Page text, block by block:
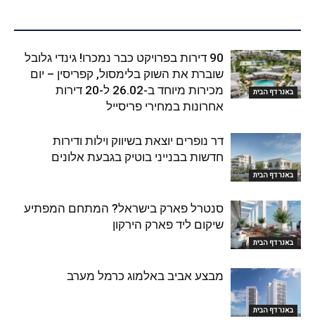
באנר דף הבית
90 דירות בפרויקט כבר נמכרו! גינדי גלובל
שוברת את השוק בלימסול, קפריסין – יום
מכירות מיוחד ב-26.02 ל-20 דירות
אחרונות במחירי פריסייל
באנר דף הבית
דר נופרים יוצאת בשיווק וילות ודירות
חדשות בבנייני בוטיק בגבעת אלונים
באנר דף הבית
סנטרל פארק בישראל? המתחם המפתיע
שיקום ליד פארק הירקון
באנר דף הבית
מבצע אביב באלמוג כרמל מערב